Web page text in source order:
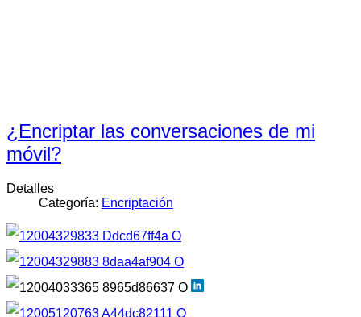
¿Encriptar las conversaciones de mi
móvil?
Detalles
Categoría: Encriptación